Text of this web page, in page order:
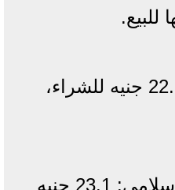
بنك الإسكندرية: 22.95 جنيه للشراء،
مصرف أبو ظبي الإسلامي: 23.1 جنيه